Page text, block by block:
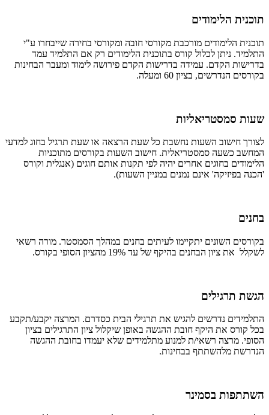
תוכנית הלימודים
תוכנית הלימודים מורכבת מקורסי חובה ומקורסי בחירה שייבחרו ע"י
התלמיד. ניתן לכלול קורס בתוכנית הלימודים רק אם התלמיד עמד
בדרישות הקדם. עמידה בדרישות הקדם פירושה לימוד ומעבר הבחינות
בקורסים הנדרשים, בציון 60 ומעלה.
שעות סמסטריאליות
לצורך חישוב השעות נחשבת כל שעת הרצאה או שעת תרגיל בחוג למדעי
המחשב כשעה סמסטריאלית. חישוב השעות בקורסים מתוכניות
הלימודים בחוגים אחרים יהיה לפי תקנות אותם חוגים (אנגלית וקורס
'הכנה בפיזיקה' אינם נמנים במניין השעות).
בחנים
בקורסים השונים יתקיימו לעיתים בחנים במהלך הסמסטר. מורה רשאי
לשקלל את ציון הבחנים בהיקף של עד 19% מהציון הסופי בקורס.
הגשת תרגילים
התלמידים נדרשים להגיש את תרגילי הבית כסדרם. המרצה יקבע/תקבע
בכל קורס את היקף חובת ההגשה באופן שיקלול ציון התרגילים בציון
הסופי. מרצה רשאי/ת למנוע מתלמידים שלא יעמדו בחובת ההגשה
הנדרשת מלהשתתף בבחינות.
השתתפות בסמינר